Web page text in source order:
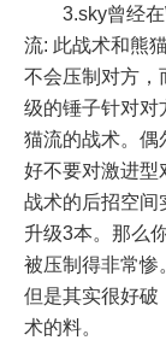
3.sky曾经
流: 此战术和熊
不会压制对方，
级的锤子针对对
猫流的战术。偶
好不要对激进型
战术的后招空间
升级3本。那么
被压制得非常惨
但是其实很好破
术的料。